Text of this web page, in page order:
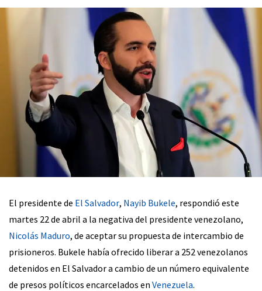
El presidente de El Salvador, Nayib Bukele, respondió este
martes 22 de abril a la negativa del presidente venezolano,
Nicolás Maduro, de aceptar su propuesta de intercambio de
prisioneros. Bukele había ofrecido liberar a 252 venezolanos
detenidos en El Salvador a cambio de un número equivalente
de presos políticos encarcelados en Venezuela.